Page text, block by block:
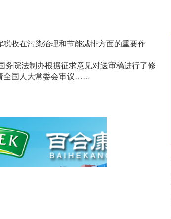
收在污染治理和节能减排方面的重要作
院法制办根据征求意见对送审稿进行了修
全国人大常委会审议……